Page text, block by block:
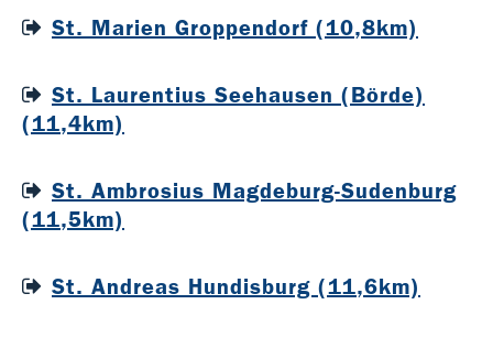
St. Marien Groppendorf (10,8km)
St. Laurentius Seehausen (Börde)
(11,4km)
St. Ambrosius Magdeburg-Sudenburg
(11,5km)
St. Andreas Hundisburg (11,6km)